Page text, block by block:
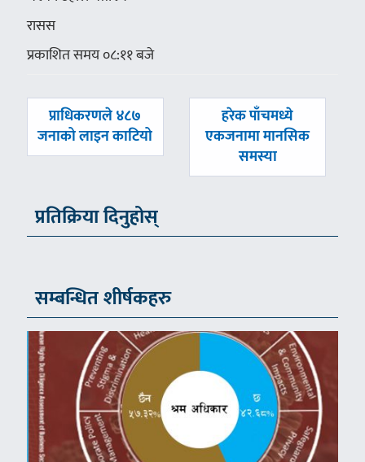
रासस
प्रकाशित समय ०८:११ बजे
पछिल्लाे
-
प्राधिकरणले ४८७
जनाको लाइन काटियो
अघिल्लाे
-
हरेक पाँचमध्ये
एकजनामा मानसिक
समस्या
प्रतिक्रिया दिनुहोस्
सम्बन्धित शीर्षकहरु